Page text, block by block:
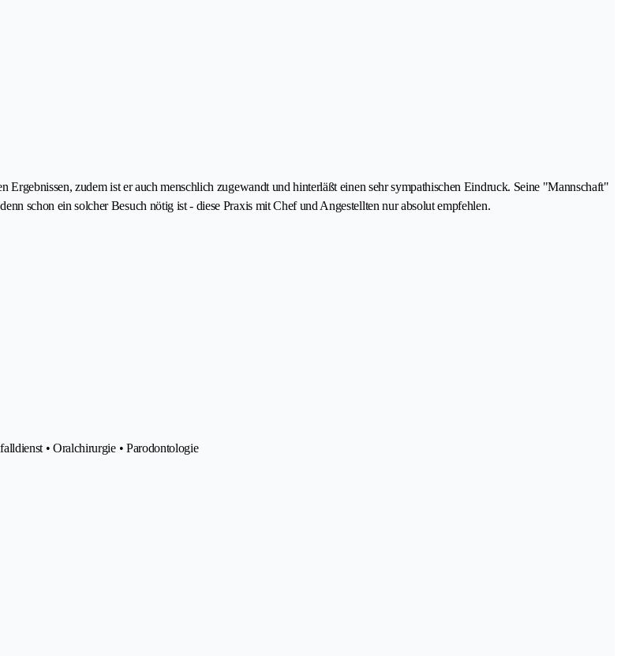
zudem ist er auch menschlich zugewandt und hinterläßt einen sehr sympathischen Eindruck. Seine "Mannschaft"
schon ein solcher Besuch nötig ist - diese Praxis mit Chef und Angestellten nur absolut empfehlen.
• Oralchirurgie • Parodontologie